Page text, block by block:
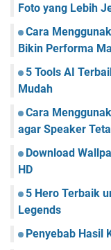
Foto yang Lebih
Cara
Bikin Performa
5 Tools AI
Mudah
Cara
agar Speaker
Download
HD
5 Hero Terbaik
Legends
Penyebab Hasil